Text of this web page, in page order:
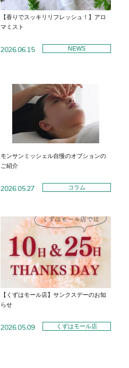
【香りでスッキリリフレッシュ！】アロ
マミスト
2026.06.15 NEWS
モンサンミッシェル自慢のオプションの
ご紹介
2026.05.27 コラム
【くずはモール店】サンクスデーのお知
らせ
2026.05.09 くずはモール店